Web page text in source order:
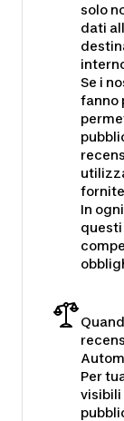
solo
dati
Se i
fanno
In
Per
visibili